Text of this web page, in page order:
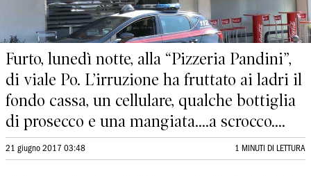
Furto, lunedì notte, alla “Pizzeria Pandini”,
di viale Po. L’irruzione ha fruttato ai ladri il
fondo cassa, un cellulare, qualche bottiglia
di prosecco e una mangiata....a scrocco....
21 giugno 2017 03:48 1 MINUTI DI LETTURA